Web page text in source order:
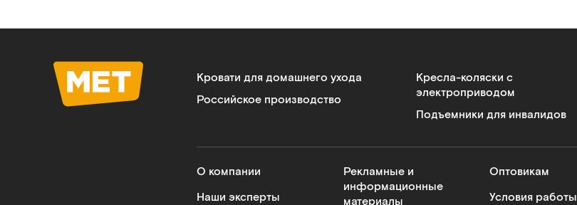
Кровати для домашнего ухода
Российское производство
Кресла-коляски с
электроприводом
Подъемники для инвалидов
О компании
Наши эксперты
Рекламные и
информационные
материалы
Оптовикам
Условия работы